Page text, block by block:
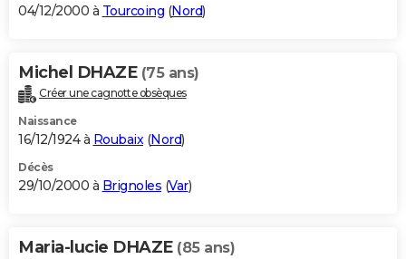
04/12/2000 à Tourcoing (Nord)
Michel DHAZE (75 ans)
Créer une cagnotte obsèques
Naissance
16/12/1924 à Roubaix(Nord)
Décès
29/10/2000 à Brignoles (Var)
Maria-lucie DHAZE (85 ans)